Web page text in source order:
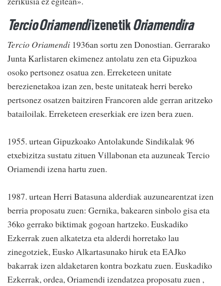
Tercio OriamendiizenetikOriamendira
Tercio Oriamendi 1936an sortu zen Donostian. Gerrarako
Junta Karlistaren ekimenez antolatu zen eta Gipuzkoa
osoko pertsonez osatua zen. Erreketeen unitate
berezienetakoa izan zen, beste unitateak herri bereko
pertsonez osatzen baitziren Francoren alde gerran aritzeko
batailoilak. Erreketeen ereserkiak ere izen bera zuen.
1955. urtean Gipuzkoako Antolakunde Sindikalak 96
etxebizitza sustatu zituen Villabonan eta auzuneak Tercio
Oriamendi izena hartu zuen.
1987. urtean Herri Batasuna alderdiak auzunearentzat izen
berria proposatu zuen: Gernika, bakearen sinbolo gisa eta
36ko gerrako biktimak gogoan hartzeko. Euskadiko
Ezkerrak zuen alkatetza eta alderdi horretako lau
zinegotziek, Eusko Alkartasunako hiruk eta EAJko
bakarrak izen aldaketaren kontra bozkatu zuen. Euskadiko
Ezkerrak, ordea, Oriamendi izendatzea proposatu zuen ,